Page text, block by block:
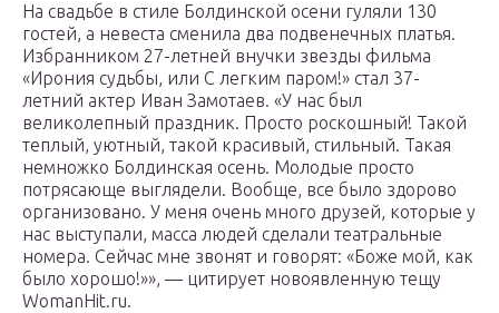
На свадьбе в стиле Болдинской осени гуляли 130
гостей, а невеста сменила два подвенечных платья.
Избранником 27-летней внучки звезды фильма
«Ирония судьбы, или С легким паром!» стал 37-
летний актер Иван Замотаев. «У нас был
великолепный праздник. Просто роскошный! Такой
теплый, уютный, такой красивый, стильный. Такая
немножко Болдинская осень. Молодые просто
потрясающе выглядели. Вообще, все было здорово
организовано. У меня очень много друзей, которые у
нас выступали, масса людей сделали театральные
номера. Сейчас мне звонят и говорят: «Боже мой, как
было хорошо!»», — цитирует новоявленную тещу
WomanHit.ru.